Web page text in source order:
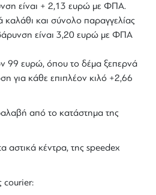
είναι + 2,13 ευρώ με ΦΠΑ.
καλάθι και σύνολο παραγγελίας
είναι 3,20 ευρώ με ΦΠΑ
99 ευρώ, όπου το δέμα ξεπερνά
για κάθε επιπλέον κιλό +2,66
από το κατάστημα της
αστικά κέντρα, της speedex
courier: